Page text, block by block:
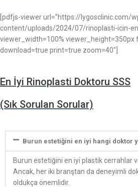
[pdfjs-viewer url=”https://lygosclinic.com/
content/uploads/2024/07/rinoplasti-icin-
viewer_width=100% viewer_height=350px
download=true print=true zoom=40″]
En İyi Rinoplasti Doktoru SSS
(Sık Sorulan Sorular)
Burun estetiğini en iyi hangi doktor
Burun estetiğini en iyi plastik cerrahlar
Ancak, her iki branştan da deneyimli
oldukça önemlidir.